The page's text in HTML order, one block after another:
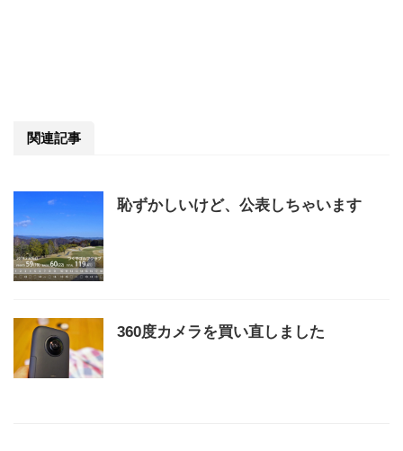
関連記事
恥ずかしいけど、公表しちゃいます
360度カメラを買い直しました